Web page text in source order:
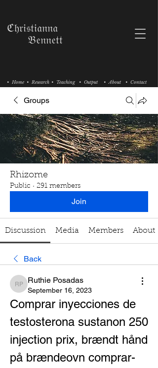
• Research • Teaching
• Home • Output • About • Contact
ℭ𝔥𝔯𝔦𝔰𝔱𝔦𝔞𝔫𝔫𝔞
𝔅𝔢𝔫𝔫𝔢𝔱𝔱
Groups
Rhizome
Public · 291 members
Join
Discussion Media Members About
Back
Ruthie Posadas
Ruthie Posadas
September 16, 2023
Comprar inyecciones de
testosterona sustanon 250
injection prix, brændt hånd
på brændeovn comprar-